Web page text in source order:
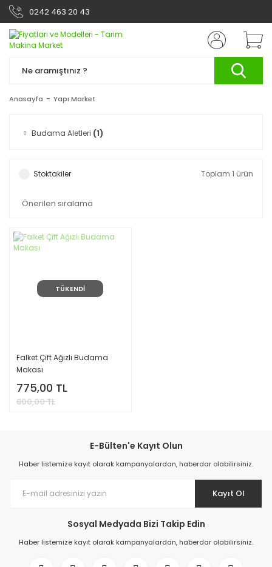
0242 463 20 43
Anasayfa Yapı Market
Budama Aletleri (1)
Stoktakiler Toplam 1 ürün
TÜKENDİ
Falket Çift Ağızlı Budama
Makası
775,00 TL
800,00 TL
E-Bülten'e Kayıt Olun
Haber listemize kayıt olarak kampanyalardan, haberdar olabilirsiniz.
Kayıt Ol
Sosyal Medyada Bizi Takip Edin
Haber listemize kayıt olarak kampanyalardan, haberdar olabilirsiniz.